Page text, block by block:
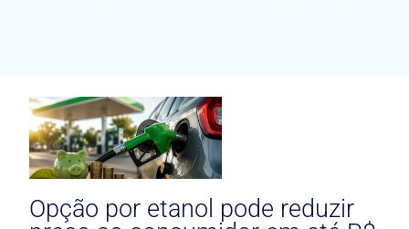
Opção por etanol pode reduzir